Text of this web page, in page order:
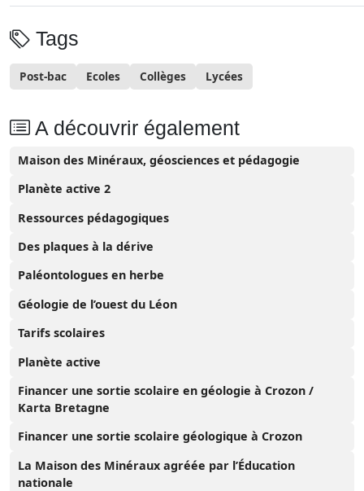
Tags
Post-bac Ecoles Collèges Lycées
A découvrir également
Maison des Minéraux, géosciences et pédagogie
Planète active 2
Ressources pédagogiques
Des plaques à la dérive
Paléontologues en herbe
Géologie de l’ouest du Léon
Tarifs scolaires
Planète active
Financer une sortie scolaire en géologie à Crozon /
Karta Bretagne
Financer une sortie scolaire géologique à Crozon
La Maison des Minéraux agréée par l’Éducation
nationale